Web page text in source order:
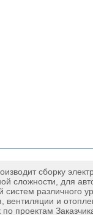
сборку
сложности, для
систем различного
вентиляции и
по проектам